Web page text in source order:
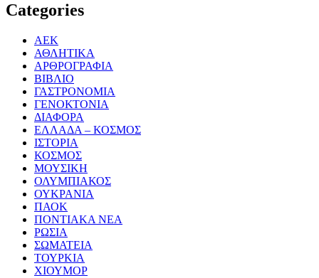
Categories
ΑΕΚ
ΑΘΛΗΤΙΚΑ
ΑΡΘΡΟΓΡΑΦΙΑ
ΒΙΒΛΙΟ
ΓΑΣΤΡΟΝΟΜΙΑ
ΓΕΝΟΚΤΟΝΙΑ
ΔΙΑΦΟΡΑ
ΕΛΛΑΔΑ – ΚΟΣΜΟΣ
ΙΣΤΟΡΙΑ
ΚΟΣΜΟΣ
ΜΟΥΣΙΚΗ
ΟΛΥΜΠΙΑΚΟΣ
ΟΥΚΡΑΝΙΑ
ΠΑΟΚ
ΠΟΝΤΙΑΚΑ ΝΕΑ
ΡΩΣΙΑ
ΣΩΜΑΤΕΙΑ
ΤΟΥΡΚΙΑ
ΧΙΟΥΜΟΡ